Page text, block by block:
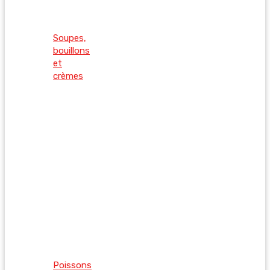
Soupes,
bouillons
et
crèmes
Poissons